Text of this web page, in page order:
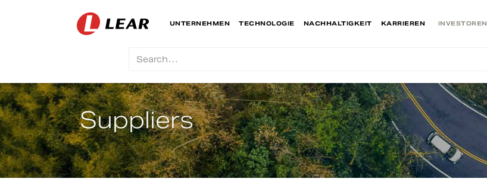
INVESTOREN
UNTERNEHMEN TECHNOLOGIE NACHHALTIGKEIT KARRIEREN
Suppliers